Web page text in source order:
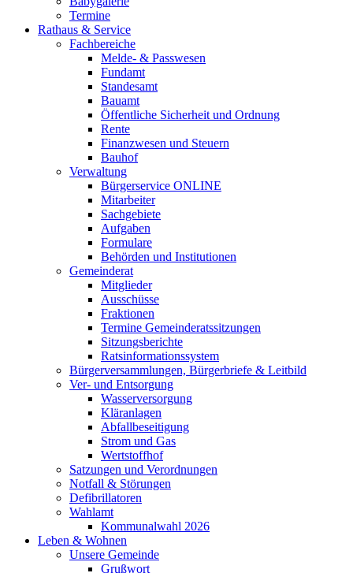
Termine
Rathaus & Service
Fachbereiche
Melde- & Passwesen
Fundamt
Standesamt
Bauamt
Öffentliche Sicherheit und Ordnung
Rente
Finanzwesen und Steuern
Bauhof
Verwaltung
Bürgerservice ONLINE
Mitarbeiter
Sachgebiete
Aufgaben
Formulare
Behörden und Institutionen
Gemeinderat
Mitglieder
Ausschüsse
Fraktionen
Termine Gemeinderatssitzungen
Sitzungsberichte
Ratsinformationssystem
Bürgerversammlungen, Bürgerbriefe & Leitbild
Ver- und Entsorgung
Wasserversorgung
Kläranlagen
Abfallbeseitigung
Strom und Gas
Wertstoffhof
Satzungen und Verordnungen
Notfall & Störungen
Defibrillatoren
Wahlamt
Kommunalwahl 2026
Leben & Wohnen
Unsere Gemeinde
Grußwort